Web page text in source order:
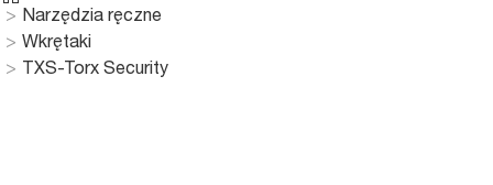
Narzędzia ręczne
Wkrętaki
TXS-Torx Security